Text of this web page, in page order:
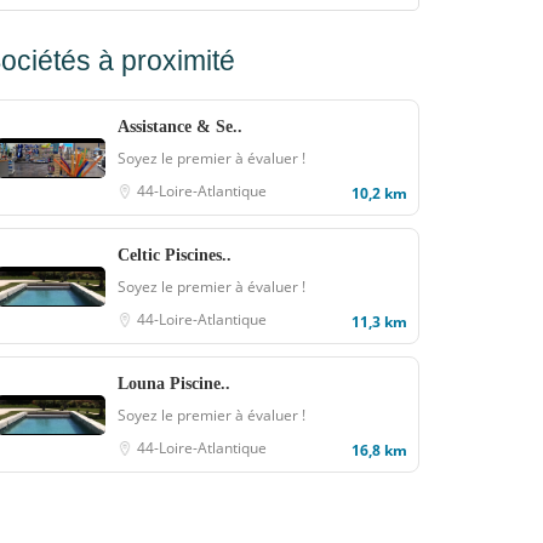
à proximité
Assistance & Se..
Soyez le premier à évaluer !
44-Loire-Atlantique
10,2 km
Celtic Piscines..
Soyez le premier à évaluer !
44-Loire-Atlantique
11,3 km
Louna Piscine..
Soyez le premier à évaluer !
44-Loire-Atlantique
16,8 km